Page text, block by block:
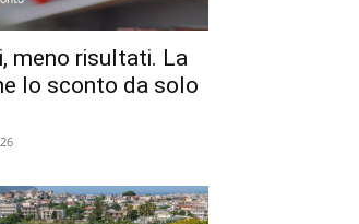
meno risultati. La
lo sconto da solo